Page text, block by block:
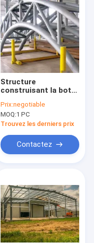
Structure
construisant la botte
Q235B d'ASME pour
le toit
Prix:negotiable
MOQ:1 PC
Trouvez les derniers prix
Contactez